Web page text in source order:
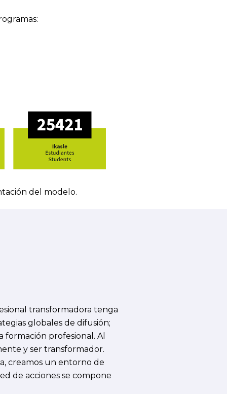
del modelo.
transformadora tenga
globales de difusión;
formación profesional. Al
y ser transformador.
creamos un entorno de
de acciones se compone